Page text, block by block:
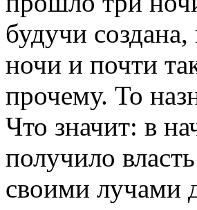
будучи
ночи и почти
прочему. То
Что значит: в
получило
своими лучами